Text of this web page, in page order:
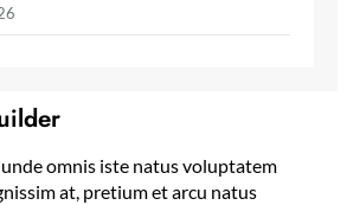
omnis iste natus voluptatem
at, pretium et arcu natus